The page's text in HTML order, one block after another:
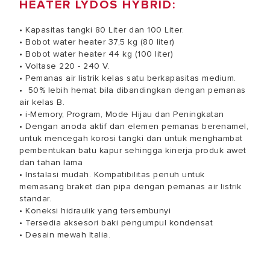
HEATER LYDOS HYBRID:
• Kapasitas tangki 80 Liter dan 100 Liter.
• Bobot water heater 37,5 kg (80 liter)
• Bobot water heater 44 kg (100 liter)
• Voltase 220 - 240 V.
• Pemanas air listrik kelas satu berkapasitas medium.
• 50% lebih hemat bila dibandingkan dengan pemanas
air kelas B.
• i-Memory, Program, Mode Hijau dan Peningkatan
• Dengan anoda aktif dan elemen pemanas berenamel,
untuk mencegah korosi tangki dan untuk menghambat
pembentukan batu kapur sehingga kinerja produk awet
dan tahan lama
• Instalasi mudah. Kompatibilitas penuh untuk
memasang braket dan pipa dengan pemanas air listrik
standar.
• Koneksi hidraulik yang tersembunyi
• Tersedia aksesori baki pengumpul kondensat
• Desain mewah Italia.